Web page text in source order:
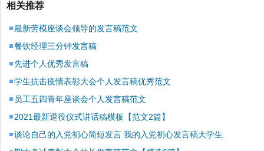
相关推荐
最新劳模座谈会领导的发言稿范文
餐饮经理三分钟发言稿
先进个人优秀发言稿
学生抗击疫情表彰大会个人发言稿优秀范文
员工五四青年座谈会个人发言稿范文
2021最新退役仪式讲话稿模板【范文2篇】
谈论自己的入党初心简短发言 我的入党初心发言稿大学生